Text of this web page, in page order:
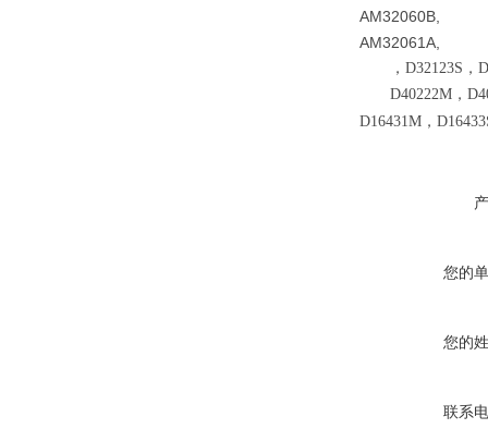
AM32060B,
AM32061A,
，D32123S
D40222M，
D16431M，
您的
您的
联系